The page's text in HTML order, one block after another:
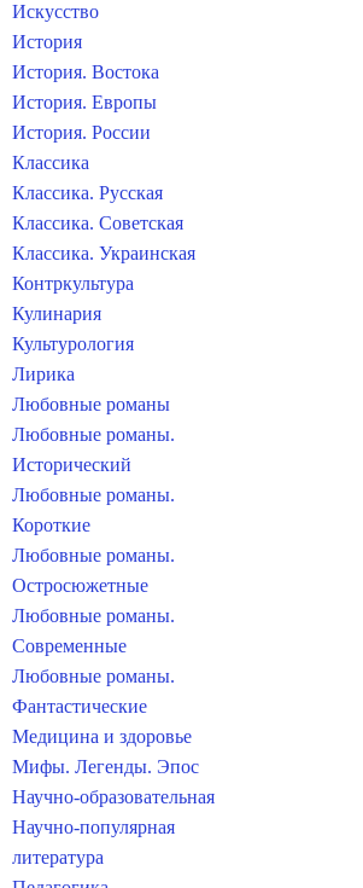
Искусство
История
История. Востока
История. Европы
История. России
Классика
Классика. Русская
Классика. Советская
Классика. Украинская
Контркультура
Кулинария
Культурология
Лирика
Любовные романы
Любовные романы.
Исторический
Любовные романы.
Короткие
Любовные романы.
Остросюжетные
Любовные романы.
Современные
Любовные романы.
Фантастические
Медицина и здоровье
Мифы. Легенды. Эпос
Научно-образовательная
Научно-популярная
литература